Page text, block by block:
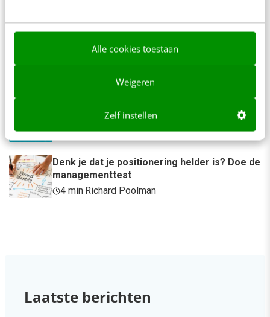
Alle cookies toestaan
Weigeren
Zelf instellen
komen deze geopolitieke storm het beste
Stef Heutink
[stappenplan]
6 min·Kim Pot
Denk je dat je positionering helder is? Doe de
managementtest
4 min·Richard Poolman
Laatste berichten